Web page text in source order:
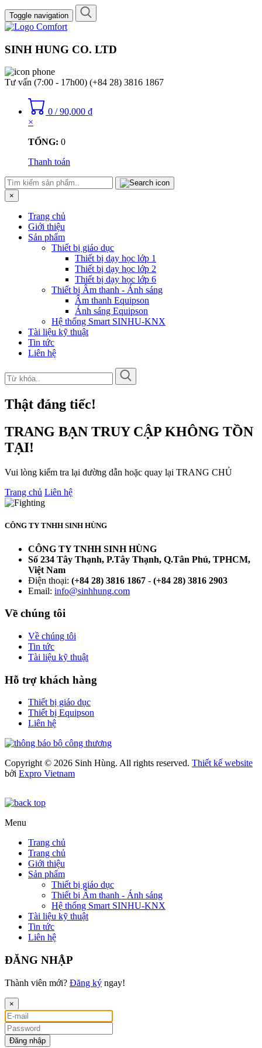
Toggle navigation
SINH HUNG CO. LTD
Tư vấn (7:00 - 17h00) (+84 28) 3816 1867
0 / 90,000 ₫
×
TỔNG: 0
Thanh toán
×
Trang chủ
Giới thiệu
Sản phẩm
Thiết bị giáo dục
Thiết bị dạy học lớp 1
Thiết bị dạy học lớp 2
Thiết bị dạy học lớp 6
Thiết bị Âm thanh - Ánh sáng
Âm thanh Equipson
Ánh sáng Equipson
Hệ thống Smart SINHU-KNX
Tài liệu kỹ thuật
Tin tức
Liên hệ
Thật đáng tiếc!
TRANG BẠN TRUY CẬP KHÔNG TỒN
TẠI!
Vui lòng kiểm tra lại đường dẫn hoặc quay lại TRANG CHỦ
Trang chủ Liên hệ
CÔNG TY TNHH SINH HÙNG
CÔNG TY TNHH SINH HÙNG
Số 234 Tây Thạnh, P.Tây Thạnh, Q.Tân Phú, TPHCM,
Việt Nam
Điện thoại: (+84 28) 3816 1867 - (+84 28) 3816 2903
Email: info@sinhhung.com
Về chúng tôi
Về chúng tôi
Tin tức
Tài liệu kỹ thuật
Hỗ trợ khách hàng
Thiết bị giáo dục
Thiết bị Equipson
Liên hệ
Copyright © 2026 Sinh Hùng. All rights reserved. Thiết kế website
bởi Expro Vietnam
Menu
Trang chủ
Trang chủ
Giới thiệu
Sản phẩm
Thiết bị giáo dục
Thiết bị Âm thanh - Ánh sáng
Hệ thống Smart SINHU-KNX
Tài liệu kỹ thuật
Tin tức
Liên hệ
ĐĂNG NHẬP
Thành viên mới? Đăng ký ngay!
×
Đăng nhập